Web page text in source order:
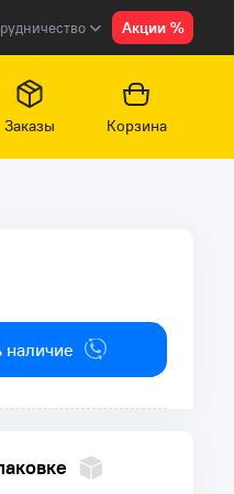
Акции %
Заказы Корзина
наличие